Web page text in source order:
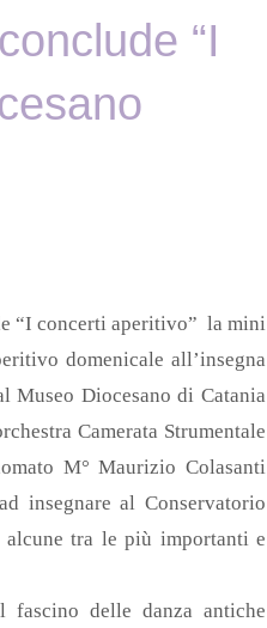
“I
“I concerti aperitivo” la mini
domenicale all’insegna
Museo Diocesano di Catania
Camerata Strumentale
M° Maurizio Colasanti
insegnare al Conservatorio
tra le più importanti e
fascino delle danza antiche